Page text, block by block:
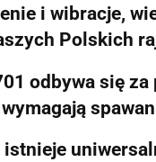
i wibracje,
Polskich
odbywa się